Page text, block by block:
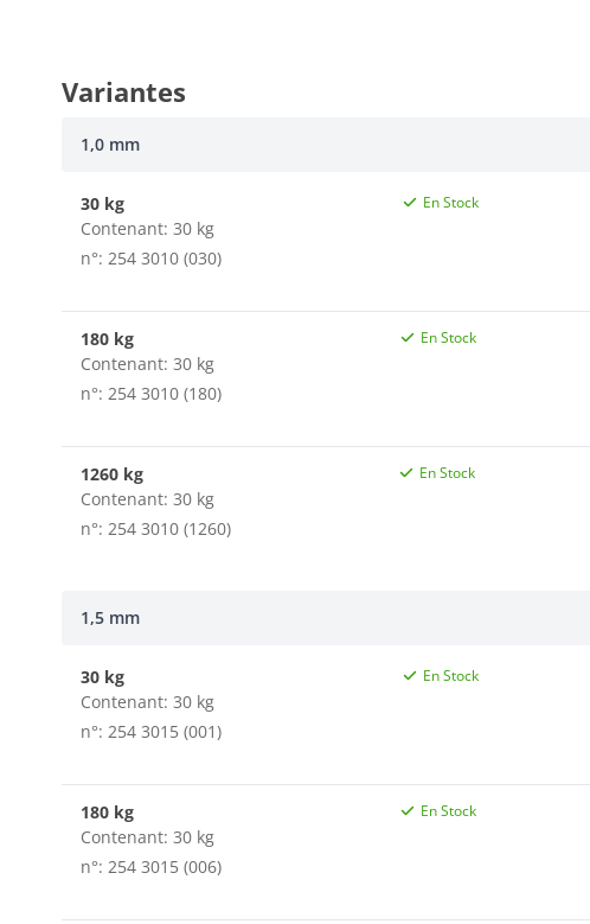
Variantes
1,0 mm
30 kg
Contenant: 30 kg
n°: 254 3010 (030)
En Stock
180 kg
Contenant: 30 kg
n°: 254 3010 (180)
En Stock
1260 kg
Contenant: 30 kg
n°: 254 3010 (1260)
En Stock
1,5 mm
30 kg
Contenant: 30 kg
n°: 254 3015 (001)
En Stock
180 kg
Contenant: 30 kg
n°: 254 3015 (006)
En Stock